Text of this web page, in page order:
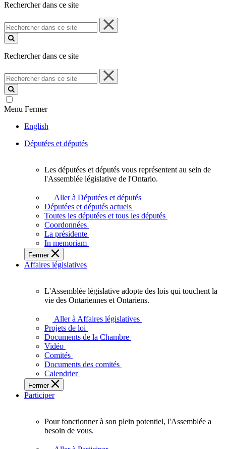
Rechercher dans ce site
Rechercher
dans
ce
Rechercher dans ce site
Rechercher
dans
ce
site
Menu Fermer
English
Députées et députés
députés
vous
représentent
sein
de
l'Assemblée
législative
l'Ontario.
Les députées et députés vous représentent au sein de
l'Assemblée législative de l'Ontario.
Aller à Députées et députés
Députées et députés actuels
Toutes les députées et tous les députés
Coordonnées
La présidente
In memoriam
Fermer
Affaires législatives
L'Assemblée
adopte
touchent
des
Ontariennes
et
L'Assemblée législative adopte des lois qui touchent la
vie des Ontariennes et Ontariens.
Aller à Affaires législatives
Projets de loi
Documents de la Chambre
Vidéo
Comités
Documents des comités
Calendrier
Fermer
Participer
Pour fonctionner à son plein potentiel, l'Assemblée a
besoin de vous.